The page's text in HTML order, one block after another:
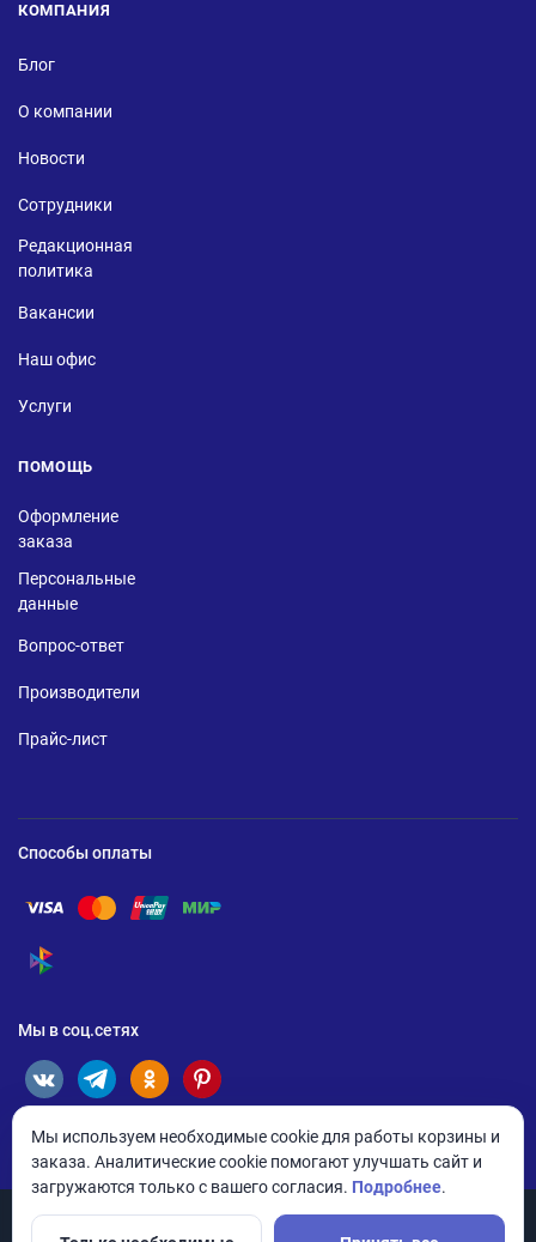
КОМПАНИЯ
Блог
О компании
Новости
Сотрудники
Редакционная
политика
Вакансии
Наш офис
Услуги
ПОМОЩЬ
Оформление
заказа
Персональные
данные
Вопрос-ответ
Производители
Прайс-лист
Способы оплаты
Помощь по оплате Visa
Помощь по оплате Mastercard
Помощь по оплате UnionPay
Помощь по оплате Мир
Помощь по оплате СБП
Мы в соц.сетях
Мы используем необходимые cookie для работы корзины и
заказа. Аналитические cookie помогают улучшать сайт и
загружаются только с вашего согласия. Подробнее.